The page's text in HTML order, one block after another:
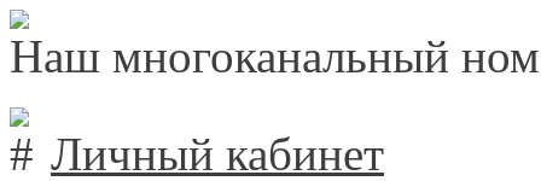
Наш многоканальный
Личный кабинет